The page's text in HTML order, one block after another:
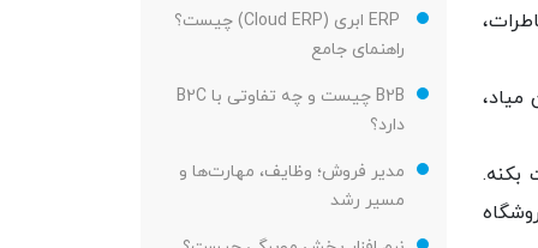
میاد،
بکنه.
ERP ابری (Cloud ERP) چیست؟
راهنمای جامع
B2B چیست و چه تفاوتی با B2C
دارد؟
مدیر فروش؛ وظایف، مهارت‌ها و
مسیر رشد